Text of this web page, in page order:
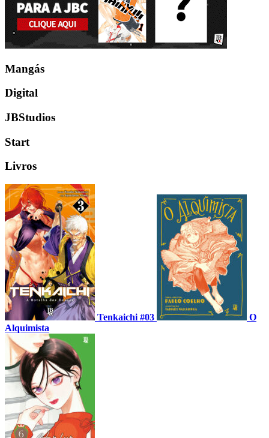
Mangás
Digital
JBStudios
Start
Livros
Tenkaichi #03
O
Alquimista